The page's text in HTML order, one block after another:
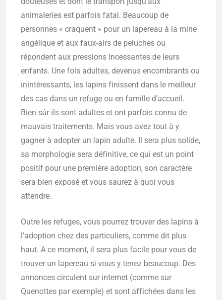
animaleries est parfois fatal. Beaucoup de
personnes « craquent » pour un lapereau à la mine
angélique et aux faux-airs de peluches ou
répondent aux pressions incessantes de leurs
enfants. Une fois adultes, devenus encombrants ou
inintéressants, les lapins finissent dans le meilleur
des cas dans un refuge ou en famille d’accueil.
Bien sûr ils sont adultes et ont parfois connu de
mauvais traitements. Mais vous avez tout à y
gagner à adopter un lapin adulte. Il sera plus solide,
sa morphologie sera définitive, ce qui est un point
positif pour une première adoption, son caractère
sera bien exposé et vous saurez à quoi vous
attendre.
Outre les refuges, vous pourrez trouver des lapins à
l’adoption chez des particuliers, comme dit plus
haut. A ce moment, il sera plus facile pour vous de
trouver un lapereau si vous y tenez beaucoup. Des
annonces circulent sur internet (comme sur
Quenottes par exemple) et sont affichées dans les